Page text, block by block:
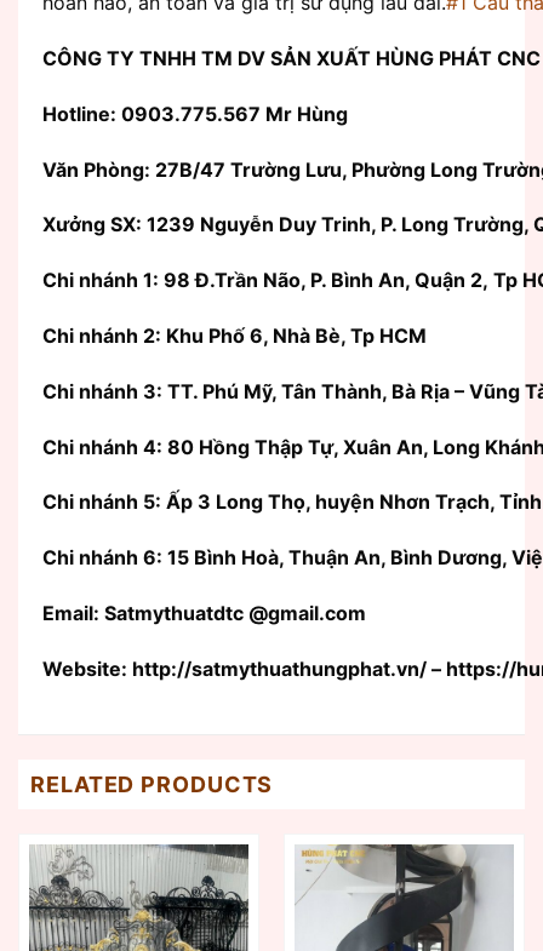
CÔNG TY TNHH TM DV SẢN XUẤT HÙNG PHÁT CNC
Hotline: 0903.775.567 Mr Hùng
Văn Phòng: 27B/47 Trường Lưu, Phường Long
Xưởng SX: 1239 Nguyễn Duy Trinh, P. Long Trường,
Chi nhánh 1: 98 Đ.Trần Não, P. Bình An, Quận 2, Tp
Chi nhánh 2: Khu Phố 6, Nhà Bè, Tp HCM
Chi nhánh 3: TT. Phú Mỹ, Tân Thành, Bà Rịa – Vũng
Chi nhánh 4: 80 Hồng Thập Tự, Xuân An, Long
Chi nhánh 5: Ấp 3 Long Thọ, huyện Nhơn Trạch,
Chi nhánh 6: 15 Bình Hoà, Thuận An, Bình Dương,
Email: Satmythuatdtc @gmail.com
Website: http://satmythuathungphat.vn/ – https://
RELATED PRODUCTS